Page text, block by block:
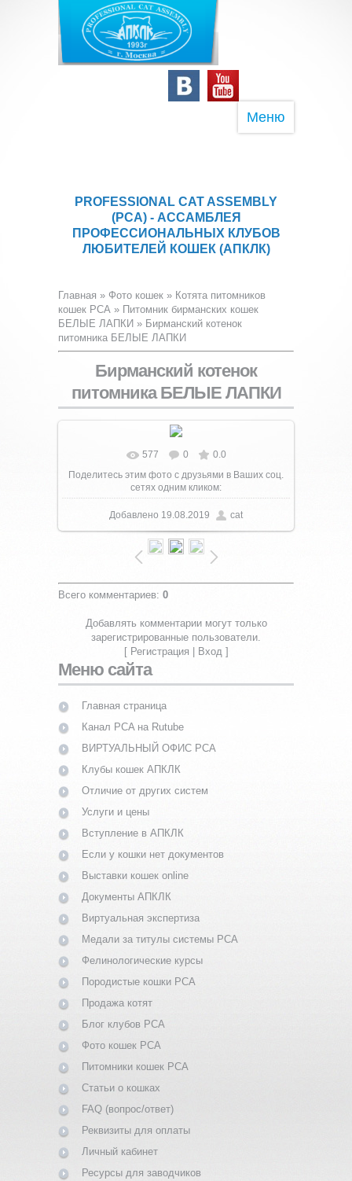
Меню
PROFESSIONAL CAT ASSEMBLY
(PCA) - АССАМБЛЕЯ
ПРОФЕССИОНАЛЬНЫХ КЛУБОВ
ЛЮБИТЕЛЕЙ КОШЕК (АПКЛК)
Главная » Фото кошек » Котята питомников
кошек PCA » Питомник бирманских кошек
БЕЛЫЕ ЛАПКИ » Бирманский котенок
питомника БЕЛЫЕ ЛАПКИ
Бирманский котенок
питомника БЕЛЫЕ ЛАПКИ
В реальном размере 1000x730
577 0
0.0
Поделитесь этим фото с друзьями в Ваших соц.
сетях одним кликом:
Добавлено 19.08.2019 cat
Всего комментариев: 0
Добавлять комментарии могут только
зарегистрированные пользователи.
[ Регистрация Вход]
Меню сайта
Главная страница
Канал PCA на Rutube
ВИРТУАЛЬНЫЙ ОФИС PCA
Клубы кошек АПКЛК
Отличие от других систем
Услуги и цены
Вступление в АПКЛК
Если у кошки нет документов
Выставки кошек online
Документы АПКЛК
Виртуальная экспертиза
Медали за титулы системы PCA
Фелинологические курсы
Породистые кошки PCA
Продажа котят
Блог клубов PCA
Фото кошек PCA
Питомники кошек PCA
Статьи о кошках
FAQ (вопрос/ответ)
Реквизиты для оплаты
Личный кабинет
Ресурсы для заводчиков